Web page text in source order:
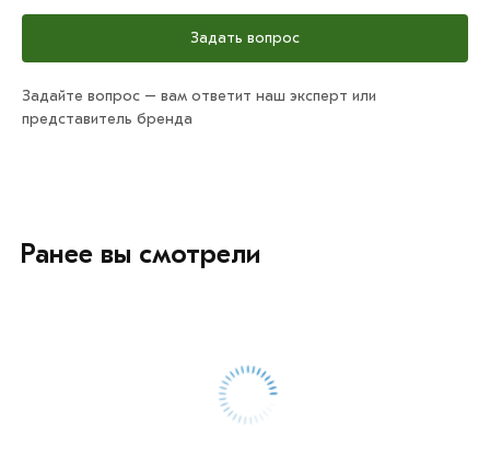
Задать вопрос
Задайте вопрос – вам ответит наш эксперт или
представитель бренда
Ранее вы смотрели